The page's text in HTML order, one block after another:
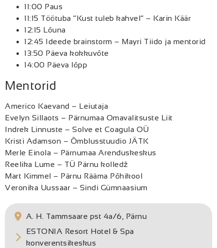
11:00 Paus
11:15 Töötuba “Kust tuleb kahvel” – Karin Käär
12:15 Lõuna
12:45 Ideede brainstorm – Mayri Tiido ja mentorid
13:50 Päeva kokkuvõte
14:00 Päeva lõpp
Mentorid
Americo Kaevand – Leiutaja
Evelyn Sillaots – Pärnumaa Omavalitsuste Liit
Indrek Linnuste – Solve et Coagula OÜ
Kristi Adamson – Õmblusstuudio JÄTK
Merle Einola – Pärnumaa Arenduskeskus
Reelika Lume – TÜ Pärnu kolledž
Mart Kimmel – Pärnu Rääma Põhikool
Veronika Uussaar – Sindi Gümnaasium
A. H. Tammsaare pst 4a/6, Pärnu
ESTONIA Resort Hotel & Spa
konverentsikeskus